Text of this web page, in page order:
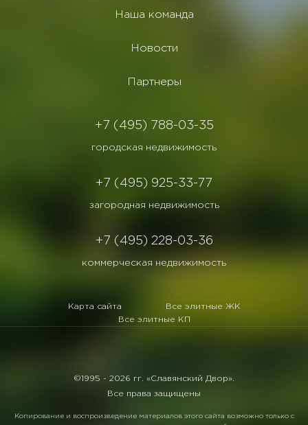
Наша команда
Новости
Партнеры
+7 (495) 788-03-35
городская недвижимость
+7 (495) 925-33-77
загородная недвижимость
+7 (495) 228-03-36
коммерческая недвижимость
Карта сайта
Все элитные ЖК
Все элитные КП
©1995 - 2026 гг. «Славянский Двор».
Все права защищены
Копирование и воспроизведение материалов этого сайта возможно только с